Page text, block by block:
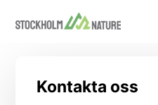
Kontakta oss